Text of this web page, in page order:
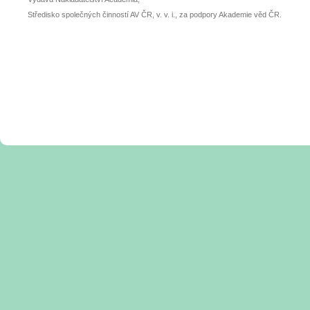
Středisko společných činností AV ČR, v. v. i., za podpory Akademie věd ČR.